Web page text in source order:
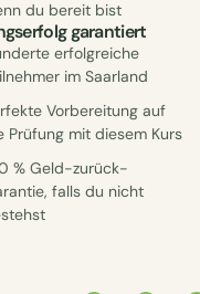
du bereit bist
garantiert
erfolgreiche
im Saarland
Vorbereitung auf
Prüfung mit diesem Kurs
% Geld-zurück-
falls du nicht